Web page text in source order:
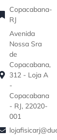
Copacabana-
RJ
Avenida
Nossa Sra
de
Copacabana,
312 - Loja A
-
Copacabana
- RJ, 22020-
001